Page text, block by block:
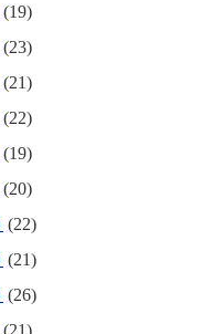
(19)
(23)
(21)
(22)
(19)
(20)
(22)
(21)
(26)
(21)